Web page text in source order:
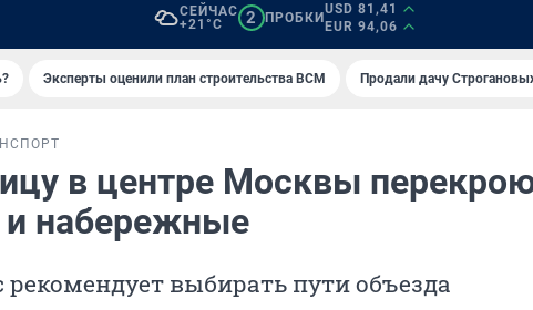
СЕЙЧАС
+21°C
2 ПРОБКИ
USD 81,41
EUR 94,06
Эксперты оценили план строительства ВСМ Продали дачу
в центре Москвы
набережные
рекомендует выбирать пути объезда